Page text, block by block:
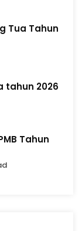
Tua Tahun
tahun 2026
Tahun